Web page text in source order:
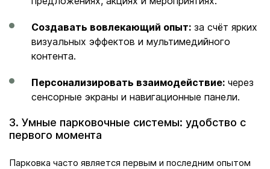
Создавать вовлекающий опыт: за счёт ярких
визуальных эффектов и мультимедийного
контента.
Персонализировать взаимодействие: через
сенсорные экраны и навигационные панели.
3. Умные парковочные системы: удобство с
первого момента
Парковка часто является первым и последним опытом